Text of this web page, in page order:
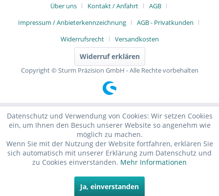
Über uns
Kontakt / Anfahrt
AGB
Impressum / Anbieterkennzeichnung
AGB - Privatkunden
Widerrufsrecht
Versandkosten
Widerruf erklären
Copyright © Sturm Präzision GmbH - Alle Rechte vorbehalten
Datenschutz und Verwendung von Cookies: Wir setzen Cookies
ein, um Ihnen den Besuch unserer Website so angenehm wie
möglich zu machen.
Wenn Sie mit der Nutzung der Website fortfahren, erklären Sie
sich automatisch mit unserer Erklärung zum Datenschutz und
zu Cookies einverstanden. Mehr Informationen
Ja, einverstanden